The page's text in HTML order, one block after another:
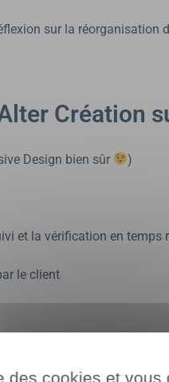
sur la
Création
Design bien sûr
)
et la vérification en temps
le client
des cookies et